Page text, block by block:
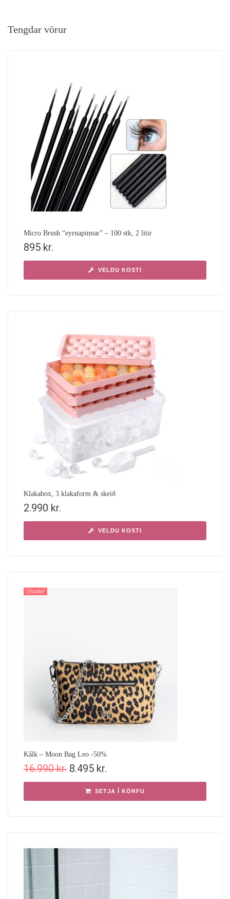
Tengdar vörur
Micro Brush “eyrnapinnar” – 100 stk, 2 litir
895 kr.
VELDU KOSTI
Klakabox, 3 klakaform & skeið
2.990 kr.
VELDU KOSTI
Útsala!
Kålk – Moon Bag Leo -50%
16.990kr. 8.495 kr.
SETJA Í KÖRFU